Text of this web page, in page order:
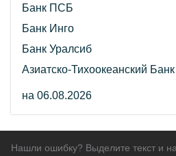
Банк ПСБ
Банк Инго
Банк Уралсиб
Азиатско-Тихоокеанский Банк
на 06.08.2026
Нашли ошибку? Выделите текст и